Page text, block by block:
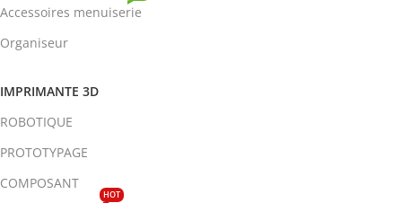
Accessoires menuiserie
Organiseur
IMPRIMANTE 3D
ROBOTIQUE
PROTOTYPAGE
COMPOSANT
HOT